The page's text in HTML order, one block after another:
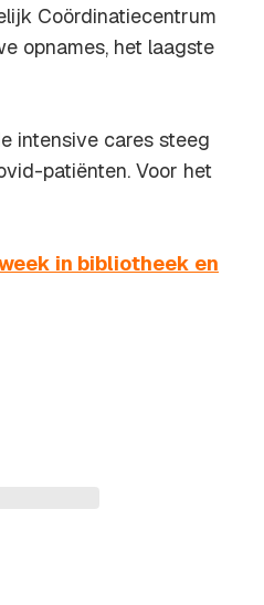
Coördinatiecentrum
opnames, het laagste
intensive cares steeg
patiënten. Voor het
in bibliotheek en